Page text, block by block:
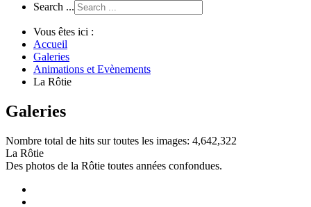
Search ...
Vous êtes ici :
Accueil
Galeries
Animations et Evènements
La Rôtie
Galeries
Nombre total de hits sur toutes les images: 4,642,322
La Rôtie
Des photos de la Rôtie toutes années confondues.